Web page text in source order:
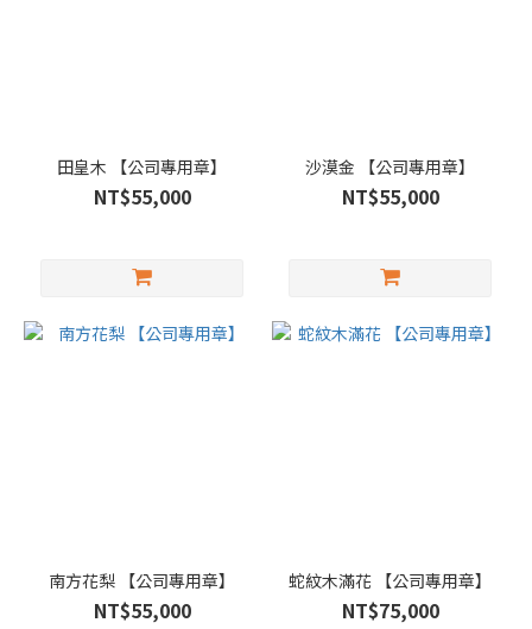
田皇木 【公司專用章】
NT$55,000
沙漠金 【公司專用章】
NT$55,000
南方花梨 【公司專用章】
NT$55,000
蛇紋木滿花 【公司專用章】
NT$75,000